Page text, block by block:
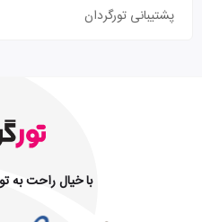
پشتیبانی تورگردان
با خیال راحت به